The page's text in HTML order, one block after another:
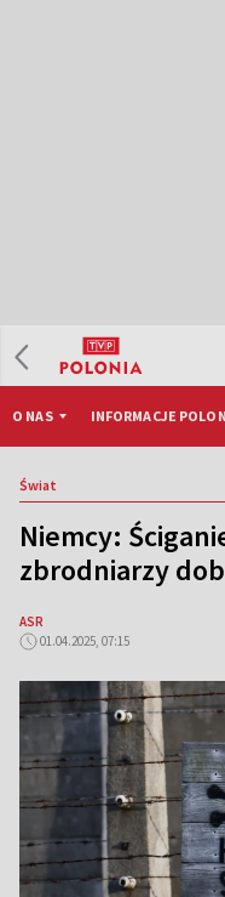
O NAS INFORMACJE
Świat
Niemcy:
zbrodniarzy
ASR
01.04.2025, 07:15